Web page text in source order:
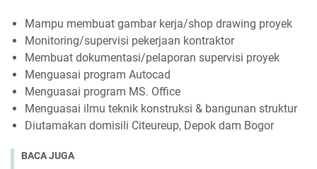
Mampu membuat gambar kerja/shop drawing proyek
Monitoring/supervisi pekerjaan kontraktor
Membuat dokumentasi/pelaporan supervisi proyek
Menguasai program Autocad
Menguasai program MS. Office
Menguasai ilmu teknik konstruksi & bangunan struktur
Diutamakan domisili Citeureup, Depok dam Bogor
BACA JUGA